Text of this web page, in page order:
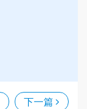
下一篇